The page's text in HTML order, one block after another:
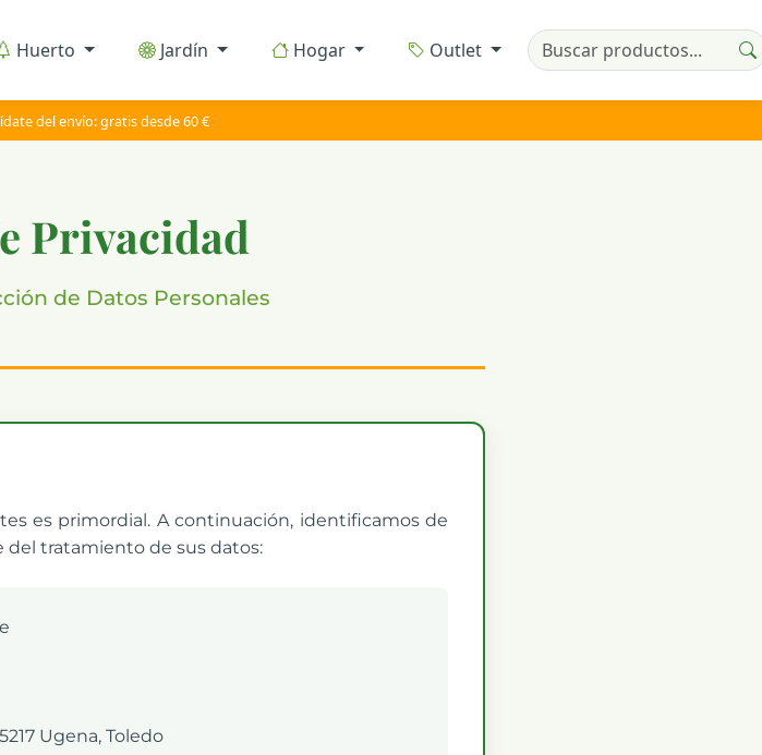
Huerto Jardín Hogar Outlet
del envío: gratis desde 60 €
Privacidad
de Datos Personales
es primordial. A continuación, identificamos de
del tratamiento de sus datos:
Ugena, Toledo